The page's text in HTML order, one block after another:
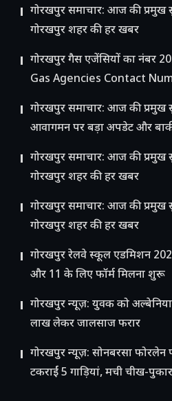
गोरखपुर समाचार: आज की प्रमुख
गोरखपुर शहर की हर खबर
गोरखपुर गैस एजेंसियों का नंबर
Gas Agencies Contact
गोरखपुर समाचार: आज की प्रमुख
आवागमन पर बड़ा अपडेट और
गोरखपुर समाचार: आज की प्रमुख
गोरखपुर शहर की हर खबर
गोरखपुर समाचार: आज की प्रमुख
गोरखपुर शहर की हर खबर
गोरखपुर रेलवे स्कूल एडमिशन
और 11 के लिए फॉर्म मिलना शुरू
गोरखपुर न्यूज़: युवक को
लाख लेकर जालसाज फरार
गोरखपुर न्यूज़: सोनबरसा
टकराईं 5 गाड़ियां, मची चीख-पुकार